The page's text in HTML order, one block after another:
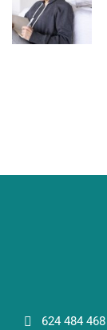
624 484 468